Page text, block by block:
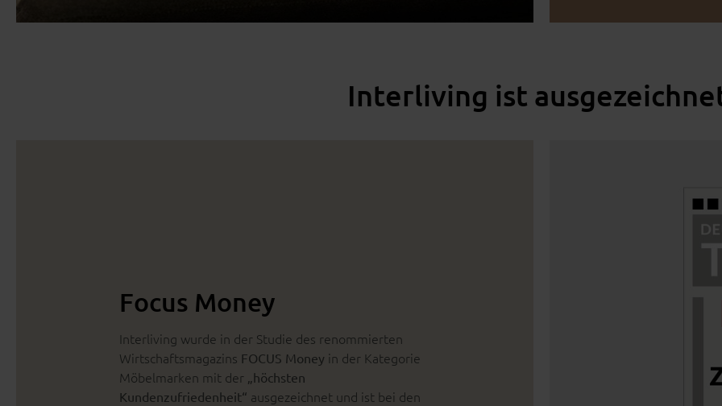
Interliving ist
Focus Money
Interliving wurde in der Studie des renommierten
Wirtschaftsmagazins FOCUS Money in der Kategorie
Möbelmarken mit der „höchsten
Kundenzufriedenheit“ ausgezeichnet und ist bei den